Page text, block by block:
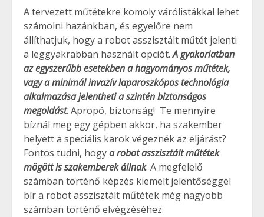
A tervezett műtétekre komoly várólistákkal lehet
számolni hazánkban, és egyelőre nem
állíthatjuk, hogy a robot asszisztált műtét jelenti
a leggyakrabban használt opciót.A gyakorlatban
az egyszerűbb esetekben a hagyományos műtétek,
vagy a minimál invazív laparoszkópos technológia
alkalmazása jelentheti a szintén biztonságos
megoldást. Apropó, biztonság! Te mennyire
bíznál meg egy gépben akkor, ha szakember
helyett a speciális karok végeznék az eljárást?
Fontos tudni, hogya robot asszisztált műtétek
mögött is szakemberek állnak. A megfelelő
számban történő képzés kiemelt jelentőséggel
bír a robot asszisztált műtétek még nagyobb
számban történő elvégzéséhez.